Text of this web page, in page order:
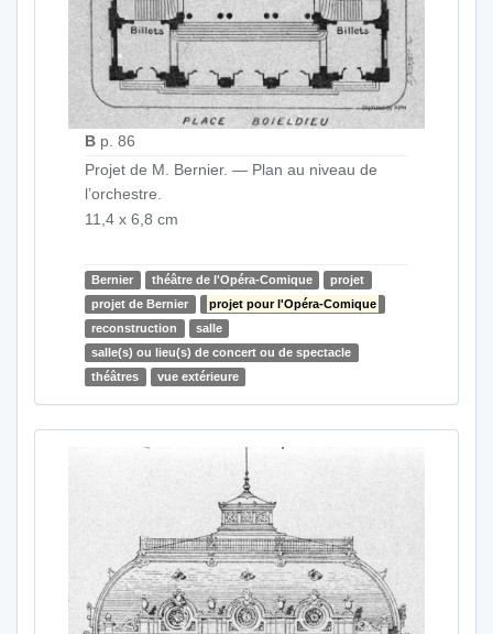
B p. 86
Projet de M. Bernier. — Plan au niveau de
l’orchestre.
11,4 x 6,8 cm
Bernier théâtre de l'Opéra-Comique
projet
projet de Bernier
projet pour l'Opéra-Comique
reconstruction
salle
salle(s) ou lieu(s) de concert ou de spectacle
théâtres
vue extérieure